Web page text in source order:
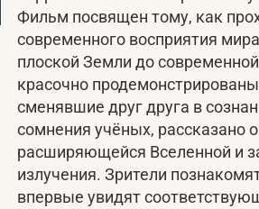
Фильм посвящен тому, как
современного восприятия
плоской Земли до
красочно
сменявшие друг друга в
сомнения учёных, рассказано
расширяющейся Вселенной и
излучения. Зрители
впервые увидят